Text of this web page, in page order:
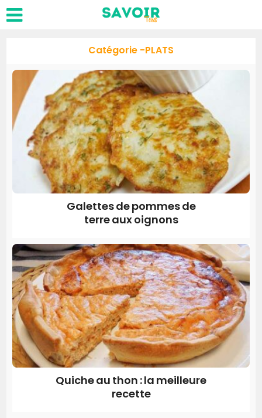
Catégorie -PLATS
Galettes de pommes de
terre aux oignons
Quiche au thon : la meilleure
recette